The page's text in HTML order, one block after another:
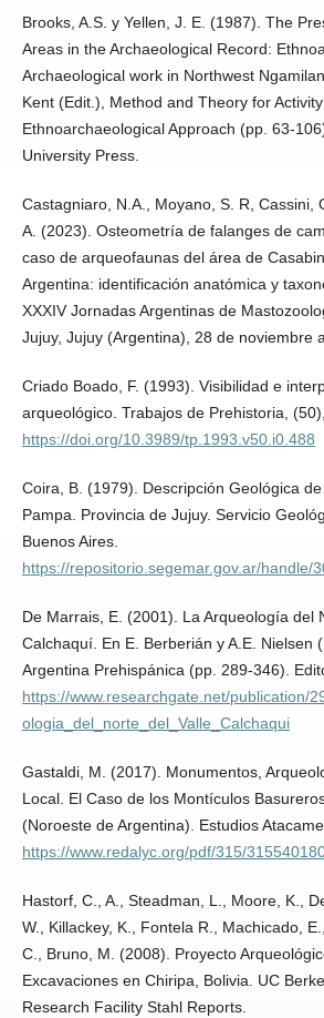
Brooks, A.S. y Yellen, J. E. (1987). The
Areas in the Archaeological Record:
Archaeological work in Northwest
Kent (Edit.), Method and Theory for
Ethnoarchaeological Approach (pp. 63-
University Press.
Castagniaro, N.A., Moyano, S. R, Cassini,
A. (2023). Osteometría de falanges de
caso de arqueofaunas del área de
Argentina: identificación anatómica y
XXXIV Jornadas Argentinas de
Jujuy, Jujuy (Argentina), 28 de noviembre
Criado Boado, F. (1993). Visibilidad e
arqueológico. Trabajos de Prehistoria,
https://doi.org/10.3989/tp.1993.v50.i0.488
Coira, B. (1979). Descripción Geológica
Pampa. Provincia de Jujuy. Servicio
Buenos Aires.
https://repositorio.segemar.gov.ar/handle/
De Marrais, E. (2001). La Arqueología del
Calchaquí. En E. Berberián y A.E. Nielsen
Argentina Prehispánica (pp. 289-346).
https://www.researchgate.net/publication/
ologia_del_norte_del_Valle_Calchaqui
Gastaldi, M. (2017). Monumentos,
Local. El Caso de los Montículos
(Noroeste de Argentina). Estudios
https://www.redalyc.org/pdf/315/
Hastorf, C., A., Steadman, L., Moore, K.,
W., Killackey, K., Fontela R., Machicado,
C., Bruno, M. (2008). Proyecto
Excavaciones en Chiripa, Bolivia. UC
Research Facility Stahl Reports.